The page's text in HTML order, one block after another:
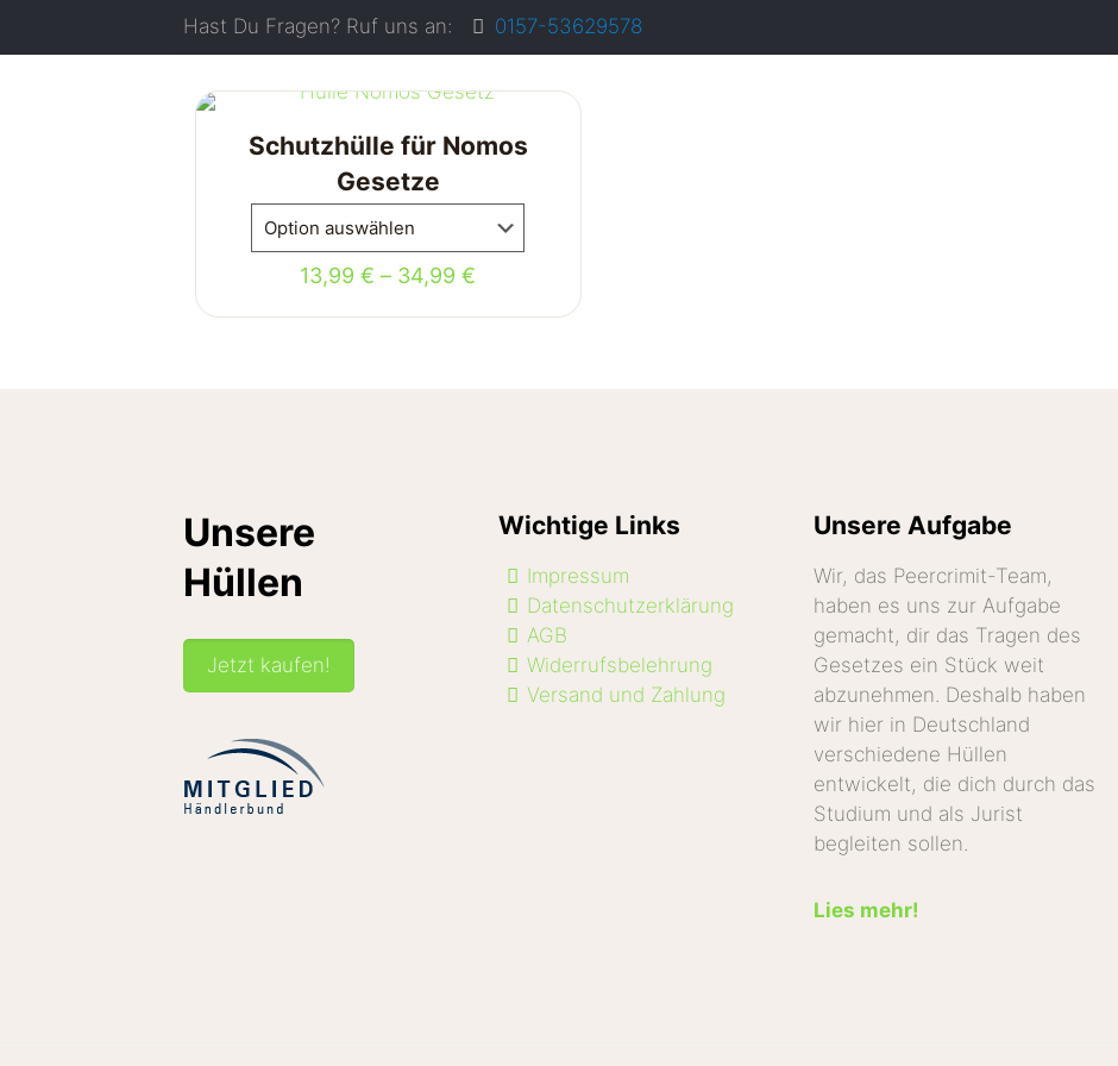
Hast Du Fragen? Ruf uns an: 0157-53629578
Schutzhülle für Nomos
Gesetze
13,99€ – 34,99€
Unsere
Hüllen
Jetzt kaufen!
Wichtige Links
Impressum
Datenschutzerklärung
AGB
Widerrufsbelehrung
Versand und Zahlung
Unsere Aufgabe
Wir, das Peercrimit-Team,
haben es uns zur Aufgabe
gemacht, dir das Tragen des
Gesetzes ein Stück weit
abzunehmen. Deshalb haben
wir hier in Deutschland
verschiedene Hüllen
entwickelt, die dich durch das
Studium und als Jurist
begleiten sollen.
Lies mehr!